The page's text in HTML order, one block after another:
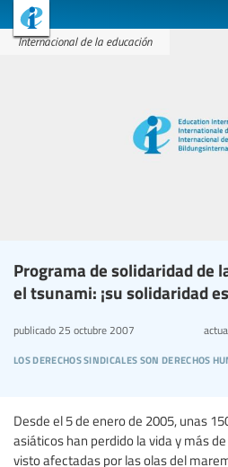
Internacional de la educación
Programa de solidaridad de
el tsunami: ¡su solidaridad
los derechos sindicales son derechos
publicado 25 octubre 2007
Desde el 5 de enero de 2005, unas
asiáticos han perdido la vida y más
visto afectadas por las olas del